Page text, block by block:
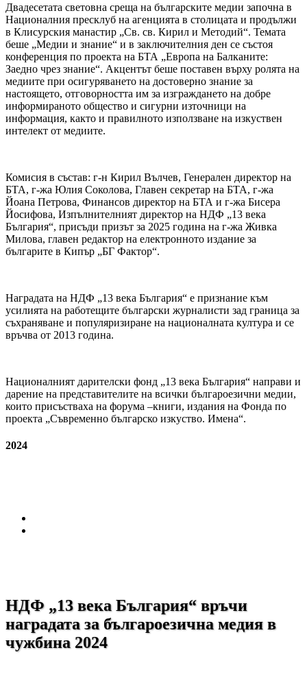
Двадесетата световна среща на българските медии започна в
Националния пресклуб на агенцията в столицата и продължи
в Клисурския манастир „Св. св. Кирил и Методий“. Темата
беше „Медии и знание“ и в заключителния ден се състоя
конференция по проекта на БТА „Европа на Балканите:
Заедно чрез знание“. Акцентът беше поставен върху ролята на
медиите при осигуряването на достоверно знание за
настоящето, отговорността им за изграждането на добре
информираното общество и сигурни източници на
информация, както и правилното използване на изкуствен
интелект от медиите.
Комисия в състав: г-н Кирил Вълчев, Генерален директор на
БТА, г-жа Юлия Соколова, Главен секретар на БТА, г-жа
Йоана Петрова, Финансов директор на БТА и г-жа Бисера
Йосифова, Изпълнителният директор на НДФ „13 века
България“, присъди призът за 2025 година на г-жа Живка
Милова, главен редактор на електронното издание за
българите в Кипър „БГ Фактор“.
Наградата на НДФ „13 века България“ е признание към
усилията на работещите български журналисти зад граница за
съхраняване и популяризиране на националната култура и се
връчва от 2013 година.
Националният дарителски фонд „13 века България“ направи и
дарение на представителите на всички българоезични медии,
които присъстваха на форума –книги, издания на Фонда по
проекта „Съвременно българско изкуство. Имена“.
2024
НДФ „13 века България“ връчи
наградата за българоезична медия в
чужбина 2024